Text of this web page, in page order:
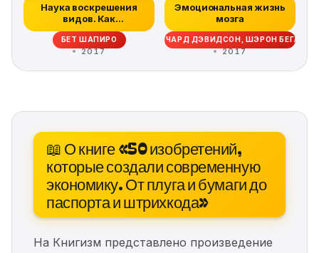
Наука воскрешения
видов. Как
клонировать мамонта
БЕТ ШАПИРО
2017
Эмоциональная жизнь
мозга
РИЧАРД ДЭВИДСОН, ШЭРОН БЕГЛИ
2017
📖 О книге «50 изобретений,
которые создали современную
экономику. От плуга и бумаги до
паспорта и штрихкода»
На Книгизм представлено произведение